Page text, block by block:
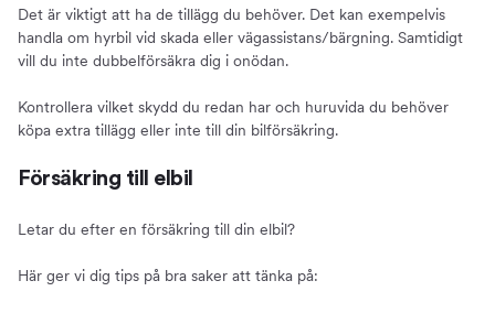
Det är viktigt att ha de tillägg du behöver. Det kan exempelvis
handla om hyrbil vid skada eller vägassistans/bärgning. Samtidigt
vill du inte dubbelförsäkra dig i onödan.
Kontrollera vilket skydd du redan har och huruvida du behöver
köpa extra tillägg eller inte till din bilförsäkring.
Försäkring till elbil
Letar du efter en försäkring till din elbil?
Här ger vi dig tips på bra saker att tänka på: